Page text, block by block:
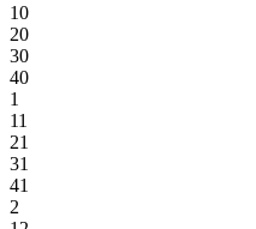
10
20
30
40
1
11
21
31
41
2